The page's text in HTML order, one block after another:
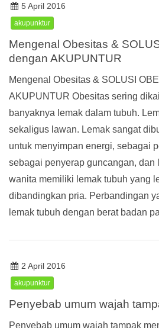
5 April 2016
akupunktur
Mengenal Obesitas &
dengan AKUPUNTUR
Mengenal Obesitas & SOLUSI
AKUPUNTUR Obesitas sering
banyaknya lemak dalam tubuh.
sekaligus lawan. Lemak sangat
untuk menyimpan energi, sebagai
sebagai penyerap guncangan, dan
wanita memiliki lemak tubuh yang
dibandingkan pria. Perbandingan
lemak tubuh dengan berat badan
2 April 2016
akupunktur
Penyebab umum wajah
Penyebab umum wajah tampak